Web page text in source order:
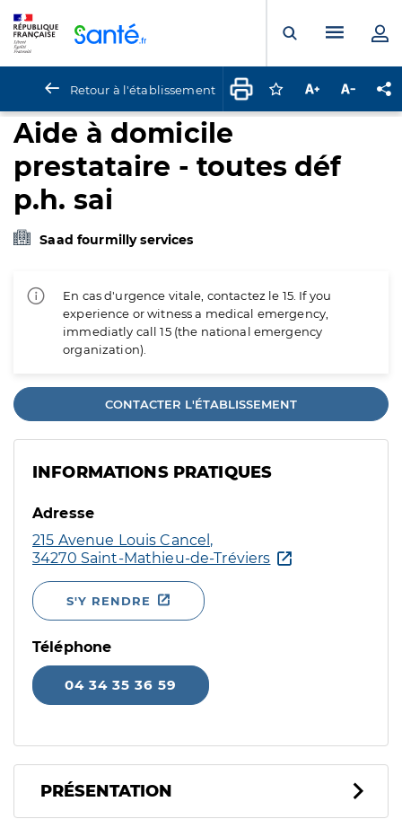
Ouvrir laMenu
Retour à l'établissement Connectez-vous
Augmenter la
Aide à domicile
prestataire - toutes déf
p.h. sai
Saad fourmilly services
En cas d'urgence vitale, contactez le 15. If you
experience or witness a medical emergency,
immediatly call 15 (the national emergency
organization).
CONTACTER L'ÉTABLISSEMENT
INFORMATIONS PRATIQUES
Adresse
215 Avenue Louis Cancel,
34270 Saint-Mathieu-de-Tréviers
S'Y RENDRE
Téléphone
04 34 35 36 59
PRÉSENTATION